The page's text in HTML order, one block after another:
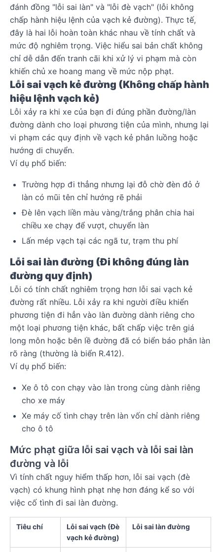
đánh đồng "lỗi sai làn" và "lỗi đè vạch" (lỗi không
chấp hành hiệu lệnh của vạch kẻ đường). Thực tế,
đây là hai lỗi hoàn toàn khác nhau về tính chất và
mức độ nghiêm trọng. Việc hiểu sai bản chất không
chỉ dễ dẫn đến tranh cãi khi xử lý vi phạm mà còn
khiến chủ xe hoang mang về mức nộp phạt.
Lỗi sai vạch kẻ đường (Không chấp hành
hiệu lệnh vạch kẻ)
Lỗi xảy ra khi xe của bạn đi đúng phần đường/làn
đường dành cho loại phương tiện của mình, nhưng lại
vi phạm các quy định về vạch kẻ phân luồng hoặc
hướng di chuyển.
Ví dụ phổ biến:
Trường hợp đi thẳng nhưng lại đỗ chờ đèn đỏ ở
làn có mũi tên chỉ hướng rẽ phải
Đè lên vạch liền màu vàng/trắng phân chia hai
chiều xe chạy để vượt, chuyển làn
Lấn mép vạch tại các ngã tư, trạm thu phí
Lỗi sai làn đường (Đi không đúng làn
đường quy định)
Lỗi có tính chất nghiêm trọng hơn lỗi sai vạch kẻ
đường rất nhiều. Lỗi xảy ra khi người điều khiển
phương tiện đi hẳn vào làn đường dành riêng cho
một loại phương tiện khác, bất chấp việc trên giá
long môn hoặc bên lề đường đã có biển báo phân làn
rõ ràng (thường là biển R.412).
Ví dụ phổ biến:
Xe ô tô con chạy vào làn trong cùng dành riêng
cho xe máy
Xe máy cố tình chạy trên làn vốn chỉ dành riêng
cho ô tô
Mức phạt giữa lỗi sai vạch và lỗi sai làn
đường và lỗi
Vì tính chất nguy hiểm thấp hơn, lỗi sai vạch (đè
vạch) có khung hình phạt nhẹ hơn đáng kể so với
việc cố tình đi sai làn đường.
Tiêu chí
Lỗi sai vạch (Đè
vạch kẻ đường)
Lỗi sai làn đường